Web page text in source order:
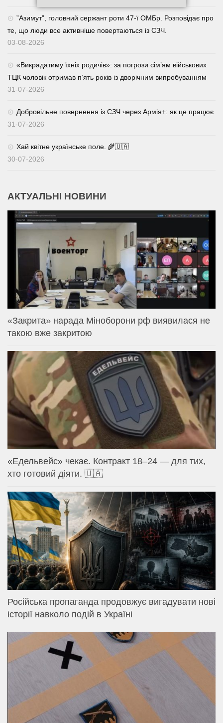
⁨”Азимут”, головний сержант роти 47-ї ОМБр. Розповідає про
те, що люди все активніше повертаються із СЗЧ.
03-08-2026
«Викрадатиму їхніх родичів»: за погрози сім’ям військових
ТЦК чоловік отримав п’ять років із дворічним випробуванням
31-07-2026
Добровільне повернення із СЗЧ через Армія+: як це працює
31-07-2026
Хай квітне українське поле. 🌾🇺🇦
30-07-2026
АКТУАЛЬНІ НОВИНИ
«Закрита» нарада Міноборони рф виявилася не
такою вже закритою
«Едельвейс» чекає. Контракт 18–24 — для тих,
хто готовий діяти. 🇺🇦
Російська пропаганда продовжує вигадувати нові
історії навколо подій в Україні